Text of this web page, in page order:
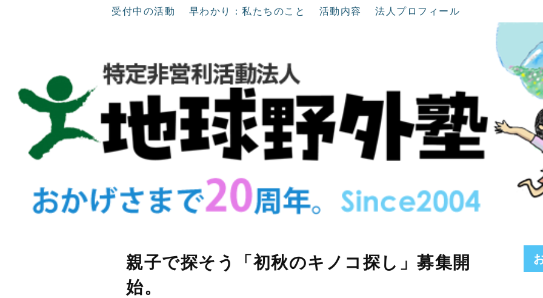
受付中の活動 早わかり：私たちのこと 活動内容 法人プロフィール
親子で探そう「初秋のキノコ探し」募集開
始。